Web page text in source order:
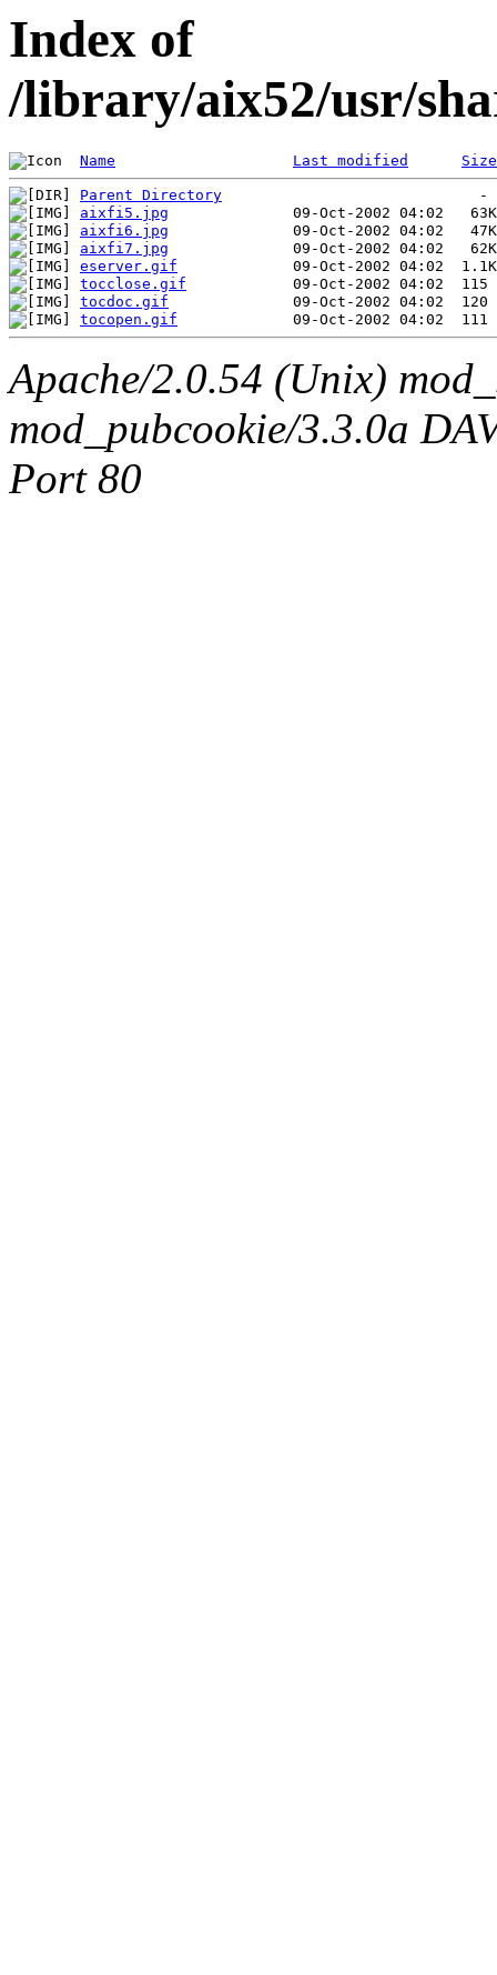
Index of
/library/aix52/usr/
Name Last modified Size
Parent Directory
aixfi5.jpg
aixfi6.jpg
aixfi7.jpg
eserver.gif
tocclose.gif
tocdoc.gif
tocopen.gif
Apache/2.0.54 (Unix)
mod_pubcookie/3.3.0a
Port 80